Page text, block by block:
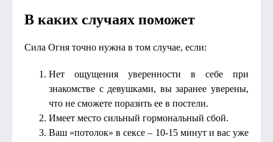
В каких случаях поможет
Сила Огня точно нужна в том случае, если:
Нет ощущения уверенности в себе при
знакомстве с девушками, вы заранее уверены,
что не сможете поразить ее в постели.
Имеет место сильный гормональный сбой.
Ваш «потолок» в сексе – 10-15 минут и вас уже